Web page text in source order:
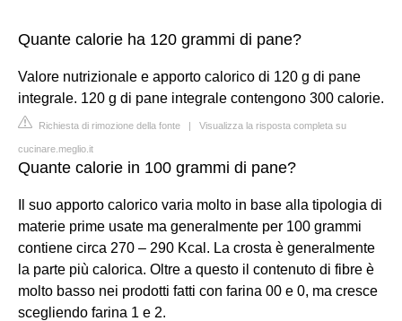
Quante calorie ha 120 grammi di pane?
Valore nutrizionale e apporto calorico di 120 g di pane
integrale. 120 g di pane integrale contengono 300 calorie.
Richiesta di rimozione della fonte | Visualizza la risposta completa su
cucinare.meglio.it
Quante calorie in 100 grammi di pane?
Il suo apporto calorico varia molto in base alla tipologia di
materie prime usate ma generalmente per 100 grammi
contiene circa 270 – 290 Kcal. La crosta è generalmente
la parte più calorica. Oltre a questo il contenuto di fibre è
molto basso nei prodotti fatti con farina 00 e 0, ma cresce
scegliendo farina 1 e 2.